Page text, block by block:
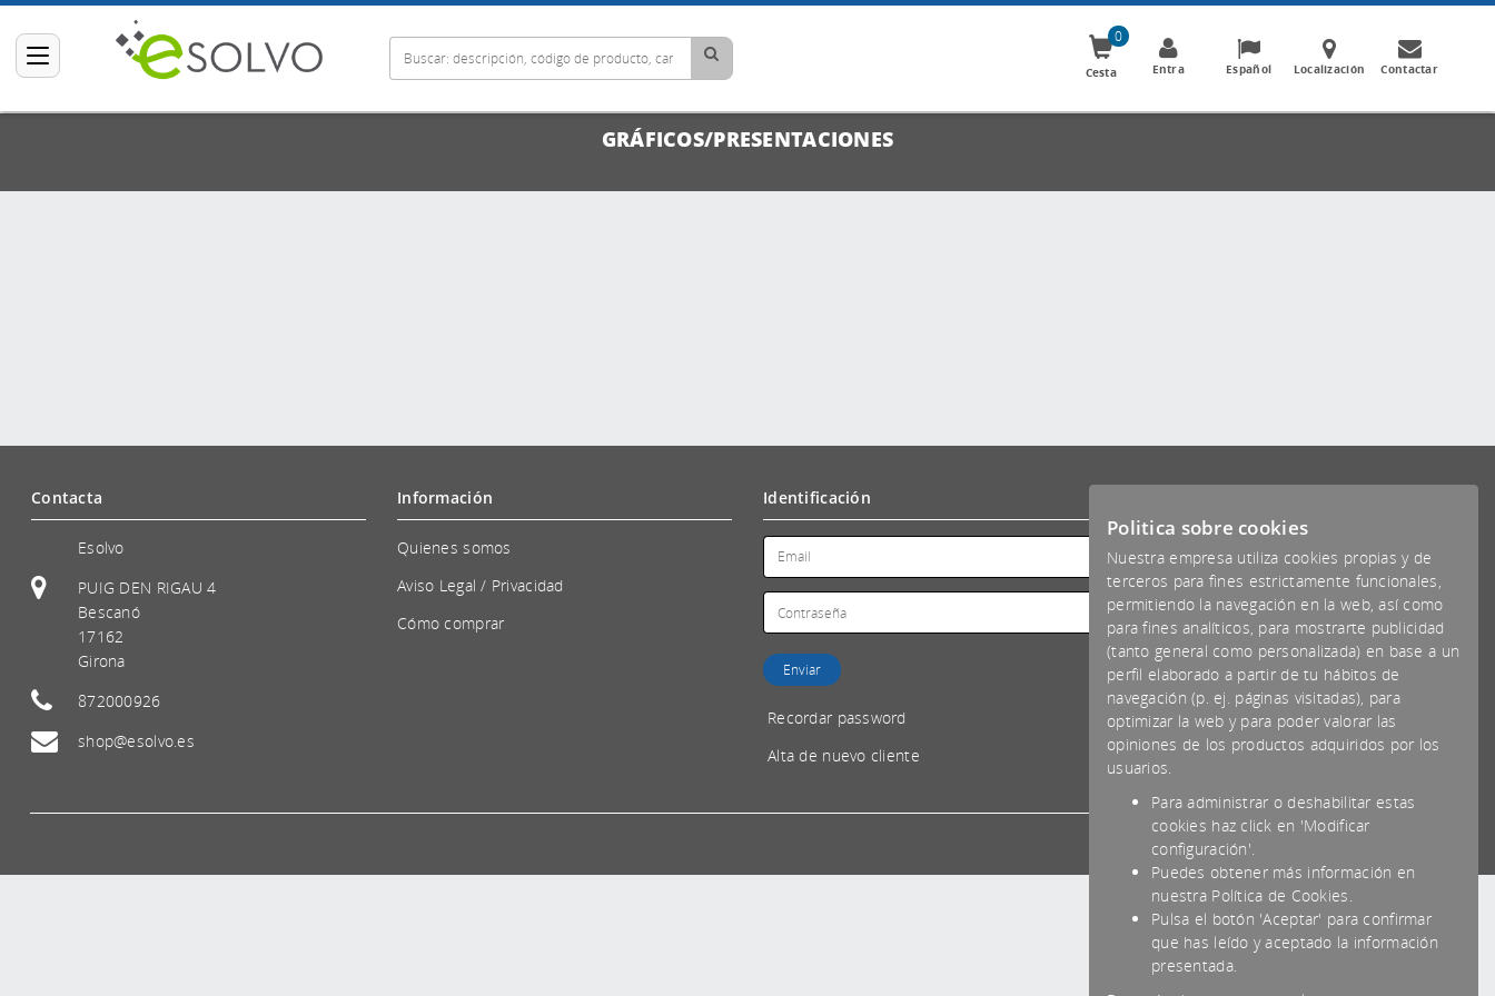
Cesta
0
Entra Español Localización Contactar
GRÁFICOS/PRESENTACIONES
Contacta
Esolvo
PUIG DEN RIGAU 4
Bescanó
17162
Girona
872000926
shop@esolvo.es
Información
Quienes somos
Aviso Legal / Privacidad
Cómo comprar
Identificación
Recordar password
Alta de nuevo cliente
Politica sobre cookies
Nuestra empresa utiliza cookies propias y de
terceros para fines estrictamente funcionales,
permitiendo la navegación en la web, así como
para fines analíticos, para mostrarte publicidad
(tanto general como personalizada) en base a un
perfil elaborado a partir de tu hábitos de
navegación (p. ej. páginas visitadas), para
optimizar la web y para poder valorar las
opiniones de los productos adquiridos por los
usuarios.
Para administrar o deshabilitar estas
cookies haz click en 'Modificar
configuración'.
Puedes obtener más información en
nuestra Política de Cookies.
Pulsa el botón 'Aceptar' para confirmar
que has leído y aceptado la información
presentada.